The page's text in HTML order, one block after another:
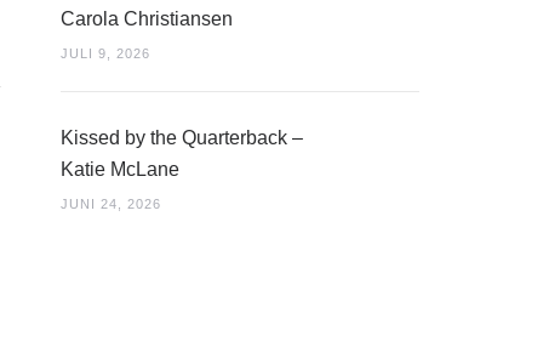
Carola Christiansen
JULI 9, 2026
Kissed by the Quarterback –
Katie McLane
JUNI 24, 2026